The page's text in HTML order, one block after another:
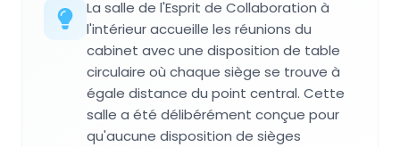
La salle de l'Esprit de Collaboration à
l'intérieur accueille les réunions du
cabinet avec une disposition de table
circulaire où chaque siège se trouve à
égale distance du point central. Cette
salle a été délibérément conçue pour
qu'aucune disposition de sièges